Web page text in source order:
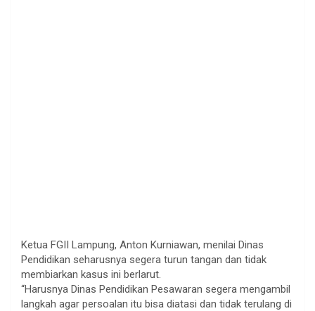
Ketua FGII Lampung, Anton Kurniawan, menilai Dinas
Pendidikan seharusnya segera turun tangan dan tidak
membiarkan kasus ini berlarut.
“Harusnya Dinas Pendidikan Pesawaran segera mengambil
langkah agar persoalan itu bisa diatasi dan tidak terulang di